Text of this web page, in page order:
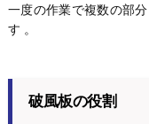
一度の作業で複数の部
す 。
破風板の役割